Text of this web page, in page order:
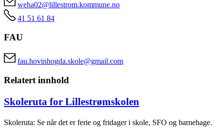
weha02@lillestrom.kommune.no
41 51 61 84
FAU
fau.hovinhogda.skole@gmail.com
Relatert innhold
Skoleruta for Lillestrømskolen
Skoleruta: Se når det er ferie og fridager i skole, SFO og barnehage.